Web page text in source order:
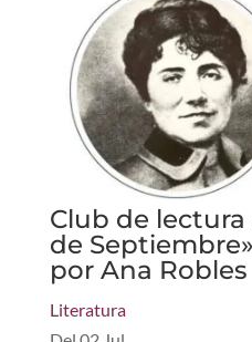
Club de lectura
de
por Ana Robles
Literatura